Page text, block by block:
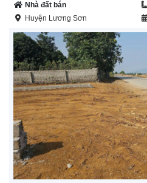
Nhà đất bán
Huyện Lương Sơn